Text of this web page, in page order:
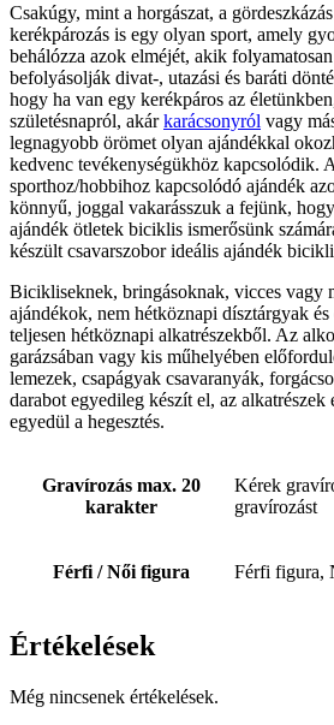
Csakúgy, mint a horgászat, a
kerékpározás is egy olyan sport, amely
behálózza azok elméjét, akik
befolyásolják divat-, utazási és baráti
hogy ha van egy kerékpáros az
születésnapról, akárkarácsonyról vagy
legnagyobb örömet olyan ajándékkal
kedvenc tevékenységükhöz kapcsolódik.
sporthoz/hobbihoz kapcsolódó ajándék
könnyű, joggal vakarásszuk a fejünk,
ajándék ötletek biciklis ismerősünk
készült csavarszobor ideális ajándék
Bicikliseknek, bringásoknak, vicces vagy
ajándékok, nem hétköznapi dísztárgyak és
teljesen hétköznapi alkatrészekből. Az
garázsában vagy kis műhelyében
lemezek, csapágyak csavaranyák,
darabot egyedileg készít el, az alkatrészek
egyedül a hegesztés.
Gravírozás max. 20
karakter
Kérek
gravírozást
Férfi / Női figura Férfi figura,
Értékelések
Még nincsenek értékelések.